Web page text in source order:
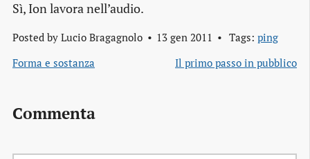
Sì, Ion lavora nell’audio.
Posted by Lucio Bragagnolo 13 gen 2011 Tags: ping
Forma e sostanza
Il primo passo in pubblico
Commenta